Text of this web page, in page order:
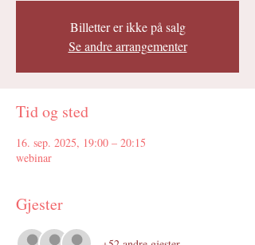
Billetter er ikke på salg
Se andre arrangementer
Tid og sted
16. sep. 2025, 19:00 – 20:15
webinar
Gjester